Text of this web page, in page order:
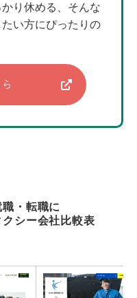
り休める、そんな
い方にぴったりの
職・転職に
シー会社比較表